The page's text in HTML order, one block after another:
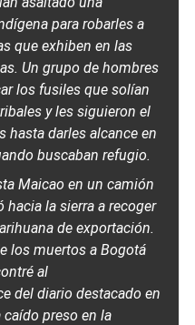
para robarles a
que exhiben en las
Un grupo de hombres
los fusiles que solían
y les siguieron el
hasta darles alcance en
buscaban refugio.
Maicao en un camión
la sierra a recoger
de exportación.
los muertos a Bogotá
al
del diario destacado en
preso en la